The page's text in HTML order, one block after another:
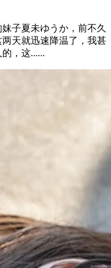
子夏未ゆうか，前不久
天就迅速降温了，我甚
，这......